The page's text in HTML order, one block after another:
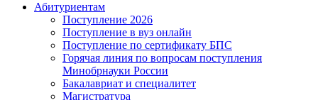
Абитуриентам
Поступление 2026
Поступление в вуз онлайн
Поступление по сертификату БПС
Горячая линия по вопросам поступления
Минобрнауки России
Бакалавриат и специалитет
Магистратура